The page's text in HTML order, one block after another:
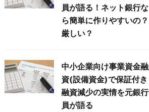
員が語る！ネット銀行な
ら簡単に作りやすいの？
厳しい？
中小企業向け事業資金融
資(設備資金)で保証付き
融資減少の実情を元銀行
員が語る